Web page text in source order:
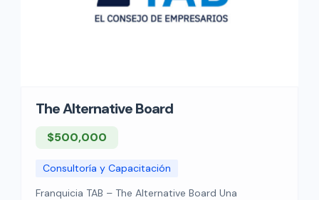
The Alternative Board
$500,000
Consultoría y Capacitación
Franquicia TAB – The Alternative Board Una